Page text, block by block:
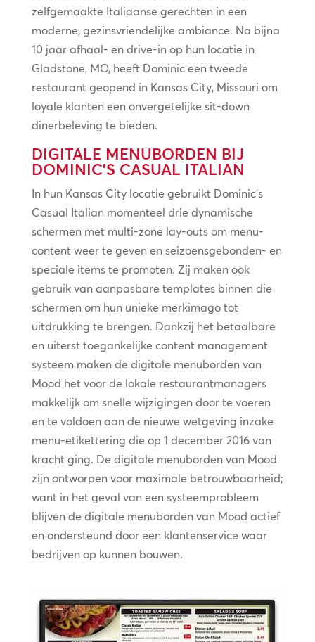
zelfgemaakte Italiaanse gerechten in een
moderne, gezinsvriendelijke ambiance. Na bijna
10 jaar afhaal- en drive-in op hun locatie in
Gladstone, MO, heeft Dominic een tweede
restaurant geopend in Kansas City, Missouri om
loyale klanten een onvergetelijke sit-down
dinerbeleving te bieden.
DIGITALE MENUBORDEN BIJ
DOMINIC’S CASUAL ITALIAN
In hun Kansas City locatie gebruikt Dominic’s
Casual Italian momenteel drie dynamische
schermen met multi-zone lay-outs om menu-
content weer te geven en seizoensgebonden- en
speciale items te promoten. Zij maken ook
gebruik van aanpasbare templates binnen die
schermen om hun unieke merkimago tot
uitdrukking te brengen. Dankzij het betaalbare
en uiterst toegankelijke content management
systeem maken de digitale menuborden van
Mood het voor de lokale restaurantmanagers
makkelijk om snelle wijzigingen door te voeren
en te voldoen aan de nieuwe wetgeving inzake
menu-etikettering die op 1 december 2016 van
kracht ging. De digitale menuborden van Mood
zijn ontworpen voor maximale betrouwbaarheid;
want in het geval van een systeemprobleem
blijven de digitale menuborden van Mood actief
en ondersteund door een klantenservice waar
bedrijven op kunnen bouwen.